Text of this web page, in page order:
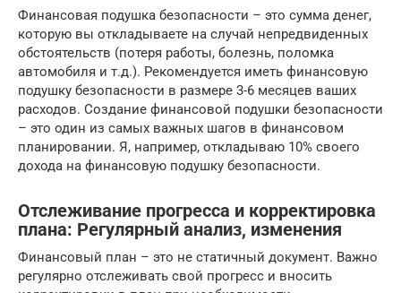
Финансовая подушка безопасности – это сумма денег,
которую вы откладываете на случай непредвиденных
обстоятельств (потеря работы, болезнь, поломка
автомобиля и т.д.). Рекомендуется иметь финансовую
подушку безопасности в размере 3-6 месяцев ваших
расходов. Создание финансовой подушки безопасности
– это один из самых важных шагов в финансовом
планировании. Я, например, откладываю 10% своего
дохода на финансовую подушку безопасности.
Отслеживание прогресса и корректировка
плана: Регулярный анализ, изменения
Финансовый план – это не статичный документ. Важно
регулярно отслеживать свой прогресс и вносить